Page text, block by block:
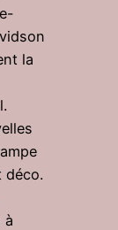
la
déco.
à